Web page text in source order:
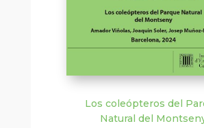
Los coleópteros del
Natural del